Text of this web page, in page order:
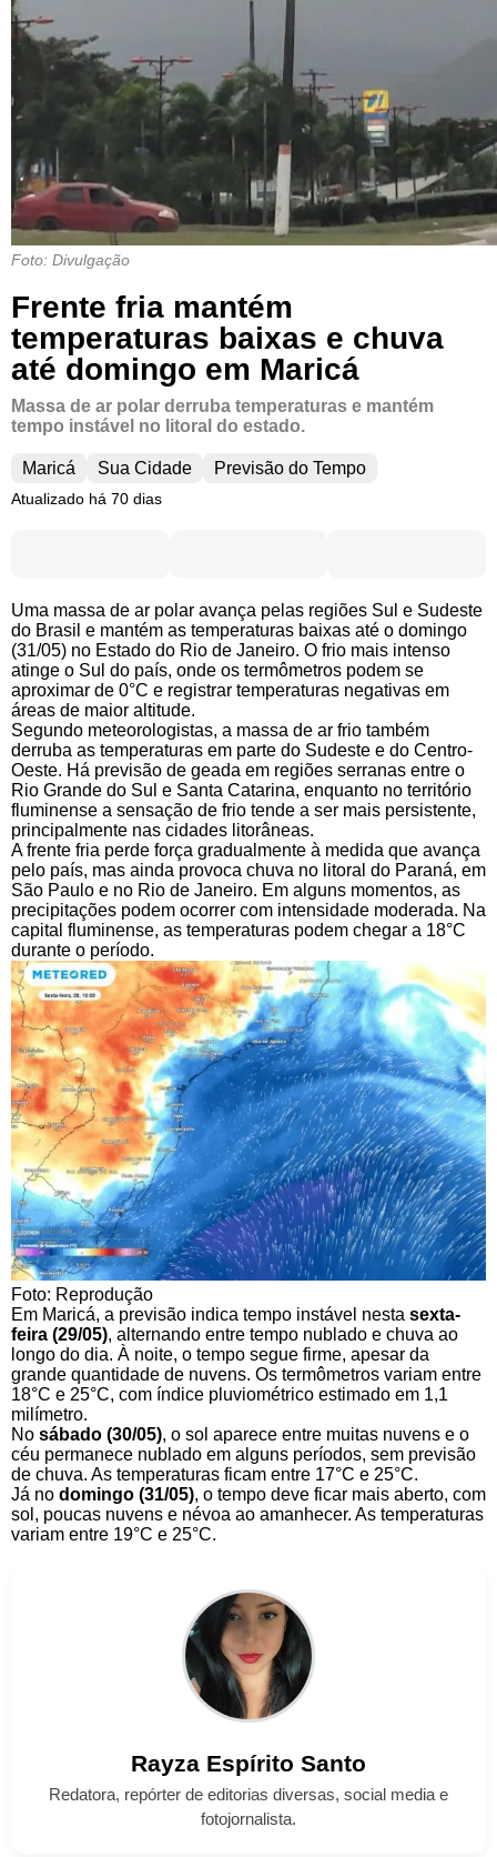
Foto: Divulgação
Frente fria mantém
temperaturas baixas e chuva
até domingo em Maricá
Massa de ar polar derruba temperaturas e mantém
tempo instável no litoral do estado.
Maricá Sua Cidade Previsão do Tempo
Atualizado há 70 dias
Uma massa de ar polar avança pelas regiões Sul e Sudeste
do Brasil e mantém as temperaturas baixas até o domingo
(31/05) no Estado do Rio de Janeiro. O frio mais intenso
atinge o Sul do país, onde os termômetros podem se
aproximar de 0°C e registrar temperaturas negativas em
áreas de maior altitude.
Segundo meteorologistas, a massa de ar frio também
derruba as temperaturas em parte do Sudeste e do Centro-
Oeste. Há previsão de geada em regiões serranas entre o
Rio Grande do Sul e Santa Catarina, enquanto no território
fluminense a sensação de frio tende a ser mais persistente,
principalmente nas cidades litorâneas.
A frente fria perde força gradualmente à medida que avança
pelo país, mas ainda provoca chuva no litoral do Paraná, em
São Paulo e no Rio de Janeiro. Em alguns momentos, as
precipitações podem ocorrer com intensidade moderada. Na
capital fluminense, as temperaturas podem chegar a 18°C
durante o período.
Foto: Reprodução
Em Maricá, a previsão indica tempo instável nesta sexta-
feira (29/05), alternando entre tempo nublado e chuva ao
longo do dia. À noite, o tempo segue firme, apesar da
grande quantidade de nuvens. Os termômetros variam entre
18°C e 25°C, com índice pluviométrico estimado em 1,1
milímetro.
No sábado (30/05), o sol aparece entre muitas nuvens e o
céu permanece nublado em alguns períodos, sem previsão
de chuva. As temperaturas ficam entre 17°C e 25°C.
Já no domingo (31/05), o tempo deve ficar mais aberto, com
sol, poucas nuvens e névoa ao amanhecer. As temperaturas
variam entre 19°C e 25°C.
Rayza Espírito Santo
Redatora, repórter de editorias diversas, social media e
fotojornalista.